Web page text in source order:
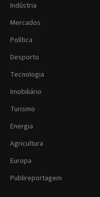
Indústria
Mercados
Política
Desporto
Tecnologia
Imobiliário
Turismo
Energia
Agricultura
Europa
Publireportagem